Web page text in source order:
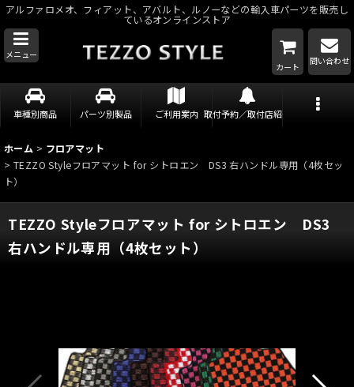
アルファロメオ、フィアット、アバルト、ルノーなどの輸入車パーツを販売し
ているオンラインストア
メニュー
カート
問い合わせ
車種別商品 パーツ別製品 ご利用案内 取付予約／取付店紹介
ホーム > フロアマット
> TEZZO Styleフロアマット for シトロエン DS3 右ハンドル専用（4枚セッ
ト）
TEZZO Styleフロアマット for シトロエン DS3
右ハンドル専用（4枚セット）